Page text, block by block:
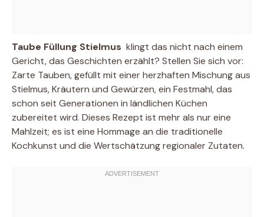
Taube Füllung Stielmus  klingt das nicht nach einem
Gericht, das Geschichten erzählt? Stellen Sie sich vor:
Zarte Tauben, gefüllt mit einer herzhaften Mischung aus
Stielmus, Kräutern und Gewürzen, ein Festmahl, das
schon seit Generationen in ländlichen Küchen
zubereitet wird. Dieses Rezept ist mehr als nur eine
Mahlzeit; es ist eine Hommage an die traditionelle
Kochkunst und die Wertschätzung regionaler Zutaten.